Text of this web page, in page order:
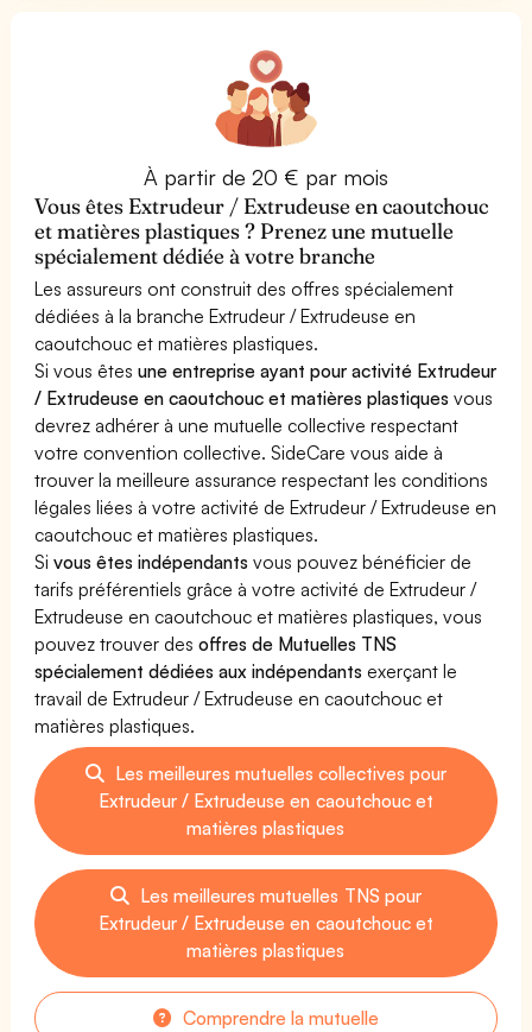
À partir de 20 € par mois
Vous êtes Extrudeur / Extrudeuse en caoutchouc
et matières plastiques ? Prenez une mutuelle
spécialement dédiée à votre branche
Les assureurs ont construit des offres spécialement
dédiées à la branche Extrudeur / Extrudeuse en
caoutchouc et matières plastiques.
Si vous êtesune entreprise ayant pour activité Extrudeur
/ Extrudeuse en caoutchouc et matières plastiques vous
devrez adhérer à une mutuelle collective respectant
votre convention collective. SideCare vous aide à
trouver la meilleure assurance respectant les conditions
légales liées à votre activité de Extrudeur / Extrudeuse en
caoutchouc et matières plastiques.
Sivous êtes indépendants vous pouvez bénéficier de
tarifs préférentiels grâce à votre activité de Extrudeur /
Extrudeuse en caoutchouc et matières plastiques, vous
pouvez trouver desoffres de Mutuelles TNS
spécialement dédiées aux indépendants exerçant le
travail de Extrudeur / Extrudeuse en caoutchouc et
matières plastiques.
Les meilleures mutuelles collectives pour
Extrudeur / Extrudeuse en caoutchouc et
matières plastiques
Les meilleures mutuelles TNS pour
Extrudeur / Extrudeuse en caoutchouc et
matières plastiques
Comprendre la mutuelle